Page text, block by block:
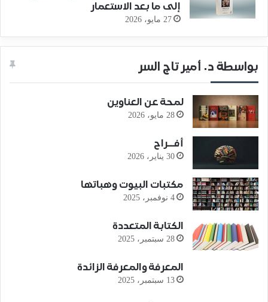
إلى ما بعد الاستعمار
27 مايو، 2026
بواسطة د. أمير تاج السر
لمحة عن العناوين
28 مايو، 2026
أفــراح
30 يناير، 2026
مكتبات البيوت وهباتها
4 نوفمبر، 2025
الكتابة المتعددة
28 سبتمبر، 2025
المعرفة والمعرفة الزائدة
13 سبتمبر، 2025